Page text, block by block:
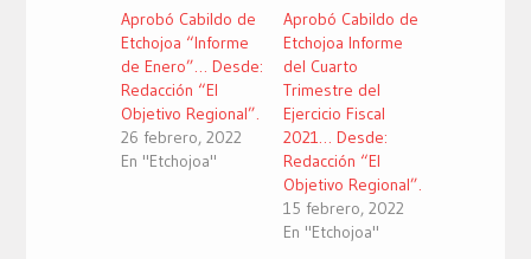
una
ventana
nueva)
una
ventana
nueva)
una
ventana
nueva)
Aprobó Cabildo de
Etchojoa “Informe
de Enero”… Desde:
Redacción “El
Objetivo Regional”.
26 febrero, 2022
En "Etchojoa"
Aprobó Cabildo de
Etchojoa Informe
del Cuarto
Trimestre del
Ejercicio Fiscal
2021… Desde:
Redacción “El
Objetivo Regional”.
15 febrero, 2022
En "Etchojoa"